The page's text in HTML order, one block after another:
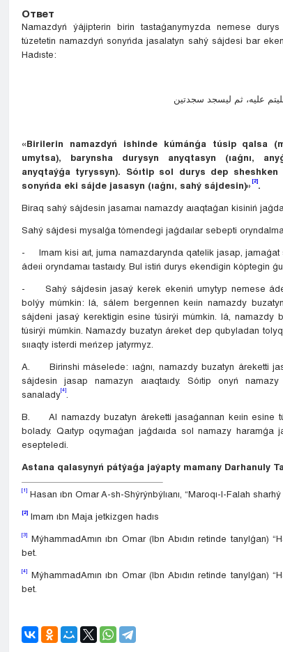
Ответ
Namazdyń ýájipterin birin tastaǵanymyzda nemese
túzetetin namazdyń sonyńda jasalatyn sahý sájdesi bar
Hadıste:
عليه، ثم ليسجد سجدتين
«Birilerin namazdyń ishinde kúmánǵa túsip qalsa
umytsa), barynsha durysyn anyqtasyn (ıaǵnı,
anyqtaýǵa tyryssyn). Sóıtip sol durys dep sheshken
sonyńda eki sájde jasasyn (ıaǵnı, sahý sájdesin)» [2].
Biraq sahý sájdesin jasamaı namazdy aıaqtaǵan kisiniń
Sahý sájdesi mysalǵa tómendegi jaǵdaılar sebepti
- Imam kisi aıt, juma namazdarynda qatelik jasap, jamaǵat
ádeıi oryndamaı tastaıdy. Bul istiń durys ekendigin kóptegin
- Sahý sájdesin jasaý kerek ekeniń umytyp nemese
bolýy múmkin: Iá, sálem bergennen keıin namazdy
sájdeni jasaý kerektigin esine túsirýi múmkin. Iá, namazdy
túsirýi múmkin. Namazdy buzatyn áreket dep qubyladan
sııaqty isterdi meńzep jatyrmyz.
A. Birinshi máselede: ıaǵnı, namazdy buzatyn áreketti
sájdesin jasap namazyn aıaqtaıdy. Sóıtip onyń
sanalady[4]
B. Al namazdy buzatyn áreketti jasaǵannan keıin esine
bolady. Qaıtyp oqymaǵan jaǵdaıda sol namazy haramǵa
esepteledi.
Astana qalasynyń pátýaǵa jaýapty mamany Darhanuly
[1] Hasan ıbn Omar A-sh-Shýrýnbýlıanı, “Maroqı-l-Falah
[2] Imam ıbn Maja jetkizgen hadıs
[3]
MýhammadAmın ıbn Omar (Ibn Abıdın retinde tanylǵan)
bet.
[4]
MýhammadAmın ıbn Omar (Ibn Abıdın retinde tanylǵan)
bet.